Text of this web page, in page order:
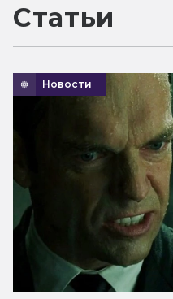
Статьи
Новости